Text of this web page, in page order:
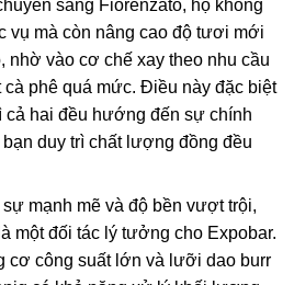
sang Fiorenzato, họ không
vụ mà còn nâng cao độ tươi mới
nhờ vào cơ chế xay theo nhu cầu
cà phê quá mức. Điều này đặc biệt
hai đều hướng đến sự chính
duy trì chất lượng đồng đều
mạnh mẽ và độ bền vượt trội,
một đối tác lý tưởng cho Expobar.
cơ công suất lớn và lưỡi dao burr